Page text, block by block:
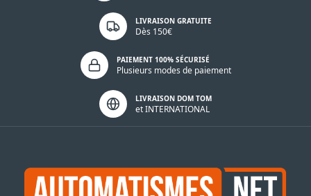
LIVRAISON GRATUITE
Dès 150€
PAIEMENT 100% SÉCURISÉ
Plusieurs modes de paiement
LIVRAISON DOM TOM
et INTERNATIONAL